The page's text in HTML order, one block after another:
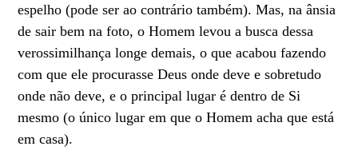
espelho (pode ser ao contrário também). Mas, na ânsia
de sair bem na foto, o Homem levou a busca dessa
verossimilhança longe demais, o que acabou fazendo
com que ele procurasse Deus onde deve e sobretudo
onde não deve, e o principal lugar é dentro de Si
mesmo (o único lugar em que o Homem acha que está
em casa).